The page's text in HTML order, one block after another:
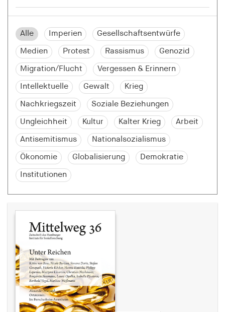
Alle Imperien Gesellschaftsentwürfe
Medien Protest Rassismus Genozid
Migration/Flucht Vergessen & Erinnern
Intellektuelle Gewalt Krieg
Nachkriegszeit Soziale Beziehungen
Ungleichheit Kultur Kalter Krieg Arbeit
Antisemitismus Nationalsozialismus
Ökonomie Globalisierung Demokratie
Institutionen
wie Seitennavigation und Zugriff auf sichere
Bereiche der Webseite ermöglichen. Die Webseite
kann ohne diese Cookies nicht richtig
funktionieren.
cookie_consent
Name:
cookie_consent
Anbieter:
hamburger-edition.de
Zweck:
Speichert den Zustimmungsstatus des Benutzers
für Cookies auf der aktuellen Domäne.
1 Jahr
fe_typo_user
fe_typo_user
Anbieter:
hamburger-edition.de
Cookie Laufzeit: